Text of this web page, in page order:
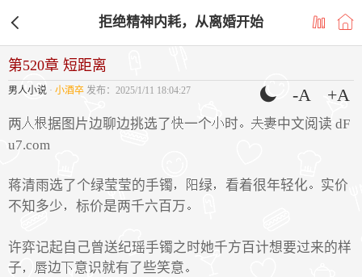
拒绝精神内耗，从离婚开始
第520章 短距离
男人小说 · 小酒卒 发布：2025/1/11 18:04:27 -A +A
两 据图片边聊边挑选了 一个 时
中文阅读 dF
u7.com
蒋清雨选了个绿莹莹的手镯 绿 看着很年轻化
实价
不知多少
标价是两千六百万
许弈记起自己曾送纪瑶手镯之时她千方百计想要过来的样
子
边 意识就有了些笑意